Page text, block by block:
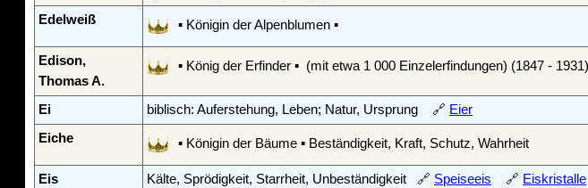
Edelweiß
▪ Königin der Alpenblumen ▪
Edison,
Thomas A.
▪ König der Erfinder ▪ (mit etwa 1 000 Einzelerfindungen) (1847 - 1931)
Ei biblisch: Auferstehung, Leben; Natur, Ursprung 🔗 Eier
Eiche
▪ Königin der Bäume ▪ Beständigkeit, Kraft, Schutz, Wahrheit
Eis Kälte, Sprödigkeit, Starrheit, Unbeständigkeit 🔗 Speiseeis 🔗 Eiskristalle